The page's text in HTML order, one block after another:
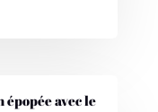
épopée avec le